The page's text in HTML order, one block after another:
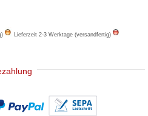
Lieferzeit 2-3 Werktage (versandfertig)